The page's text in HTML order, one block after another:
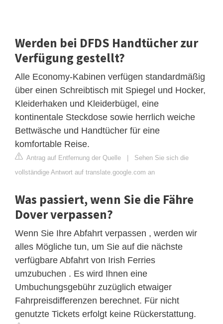
Werden bei DFDS Handtücher zur
Verfügung gestellt?
Alle Economy-Kabinen verfügen standardmäßig
über einen Schreibtisch mit Spiegel und Hocker,
Kleiderhaken und Kleiderbügel, eine
kontinentale Steckdose sowie herrlich weiche
Bettwäsche und Handtücher für eine
komfortable Reise.
Antrag auf Entfernung der Quelle | Sehen Sie sich die
vollständige Antwort auf translate.google.com an
Was passiert, wenn Sie die Fähre
Dover verpassen?
Wenn Sie Ihre Abfahrt verpassen , werden wir
alles Mögliche tun, um Sie auf die nächste
verfügbare Abfahrt von Irish Ferries
umzubuchen . Es wird Ihnen eine
Umbuchungsgebühr zuzüglich etwaiger
Fahrpreisdifferenzen berechnet. Für nicht
genutzte Tickets erfolgt keine Rückerstattung.